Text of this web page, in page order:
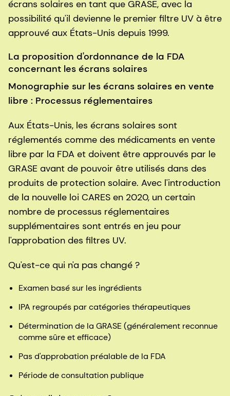
écrans solaires en tant que GRASE, avec la
possibilité qu'il devienne le premier filtre UV à être
approuvé aux États-Unis depuis 1999.
La proposition d'ordonnance de la FDA
concernant les écrans solaires
Monographie sur les écrans solaires en vente
libre : Processus réglementaires
Aux États-Unis, les écrans solaires sont
réglementés comme des médicaments en vente
libre par la FDA et doivent être approuvés par le
GRASE avant de pouvoir être utilisés dans des
produits de protection solaire. Avec l'introduction
de la nouvelle loi CARES en 2020, un certain
nombre de processus réglementaires
supplémentaires sont entrés en jeu pour
l'approbation des filtres UV.
Qu'est-ce qui n'a pas changé ?
Examen basé sur les ingrédients
IPA regroupés par catégories thérapeutiques
Détermination de la GRASE (généralement reconnue
comme sûre et efficace)
Pas d'approbation préalable de la FDA
Période de consultation publique